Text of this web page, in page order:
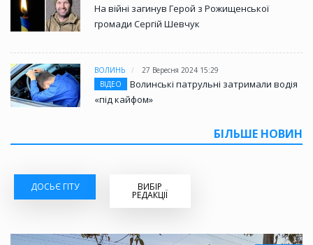
На війні загинув Герой з Рожищенської
громади Сергій Шевчук
ВОЛИНЬ
27 Вересня 2024 15:29
ВІДЕО
Волинські патрульні затримали водія
«під кайфом»
БІЛЬШЕ НОВИН
ДОСЬЄ ГІТУ ВИБІР
РЕДАКЦІЇ